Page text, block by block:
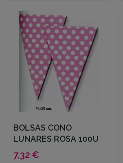
BOLSAS CONO
LUNARES ROSA 100U
7,32 €